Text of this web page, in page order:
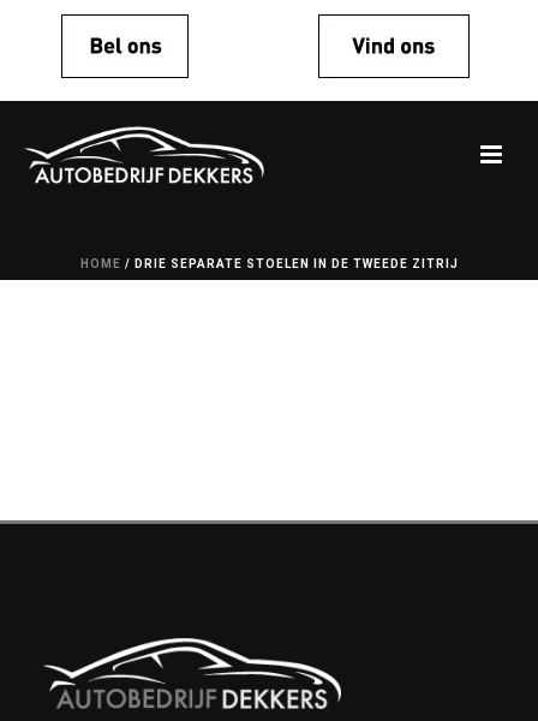
HOME / DRIE SEPARATE STOELEN IN DE TWEEDE ZITRIJ